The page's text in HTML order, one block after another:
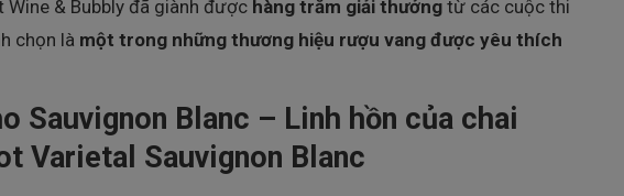
& Bubbly đã giành được hàng trăm giải thưởng từ các cuộc thi
chọn là một trong những thương hiệu rượu vang được yêu thích
Sauvignon Blanc – Linh hồn của chai
Varietal Sauvignon Blanc